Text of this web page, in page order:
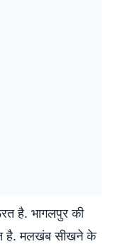
है. भागलपुर की
है. मलखंब सीखने के